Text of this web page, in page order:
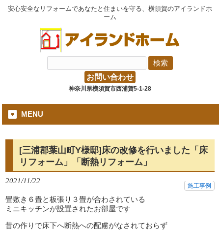
安心安全なリフォームであなたと住まいを守る、横須賀のアイランドホ
ーム
お問い合わせ
神奈川県横須賀市西浦賀5-1-28
MENU
[三浦郡葉山町Y様邸]床の改修を行いました「床
リフォーム」「断熱リフォーム」
2021/11/22
施工事例
畳敷き６畳と板張り３畳が合わされている
ミニキッチンが設置されたお部屋です
昔の作りで床下へ断熱への配慮がなされておらず